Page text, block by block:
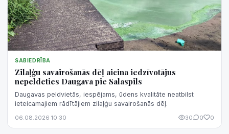
SABIEDRĪBA
Zilaļģu savairošanās dēļ aicina iedzīvotājus
nepeldēties Daugavā pie Salaspils
Daugavas peldvietās, iespējams, ūdens kvalitāte neatbilst
ieteicamajiem rādītājiem zilaļģu savairošanās dēļ.
06.08.2026 10:30 30 0 0